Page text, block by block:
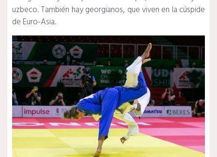
uzbeco.También hay georgianos, que viven en la cúspide
de Euro-Asia.